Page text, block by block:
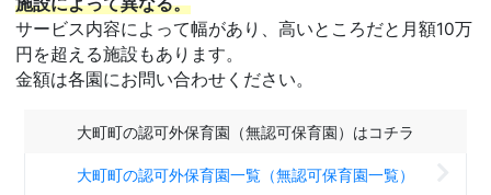
サービス内容によって幅があり、高いところだと月額10万
円を超える施設もあります。
金額は各園にお問い合わせください。
大町町の認可外保育園（無認可保育園）はコチラ
大町町の認可外保育園一覧（無認可保育園一覧）